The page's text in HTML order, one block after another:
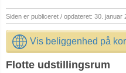
Siden er publiceret / opdateret: 30. januar
Vis beliggenhed på
Flotte udstillingsrum